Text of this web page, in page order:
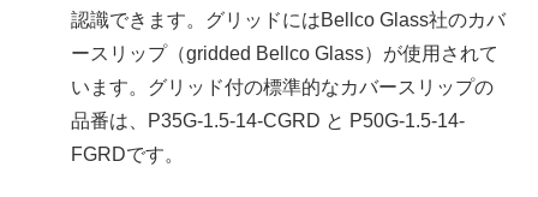
認識できます。グリッドにはBellco Glass社のカバ
ースリップ（gridded Bellco Glass）が使用されて
います。グリッド付の標準的なカバースリップの
品番は、P35G-1.5-14-CGRD と P50G-1.5-14-
FGRDです。